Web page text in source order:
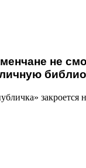
не
закроется